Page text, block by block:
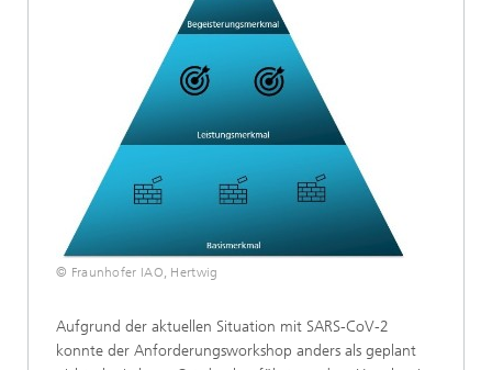
© Fraunhofer IAO, Hertwig
Aufgrund der aktuellen Situation mit SARS-CoV-2
konnte der Anforderungsworkshop anders als geplant